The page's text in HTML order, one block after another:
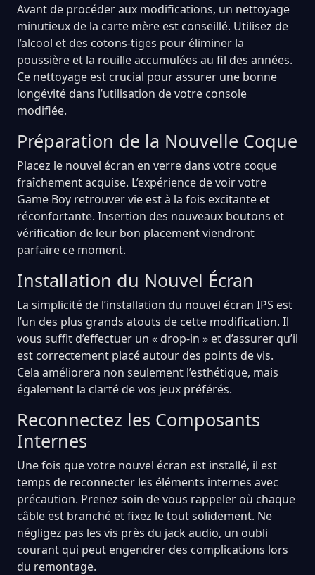
Avant de procéder aux modifications, un nettoyage
minutieux de la carte mère est conseillé. Utilisez de
l’alcool et des cotons-tiges pour éliminer la
poussière et la rouille accumulées au fil des années.
Ce nettoyage est crucial pour assurer une bonne
longévité dans l’utilisation de votre console
modifiée.
Préparation de la Nouvelle Coque
Placez le nouvel écran en verre dans votre coque
fraîchement acquise. L’expérience de voir votre
Game Boy retrouver vie est à la fois excitante et
réconfortante. Insertion des nouveaux boutons et
vérification de leur bon placement viendront
parfaire ce moment.
Installation du Nouvel Écran
La simplicité de l’installation du nouvel écran IPS est
l’un des plus grands atouts de cette modification. Il
vous suffit d’effectuer un « drop-in » et d’assurer qu’il
est correctement placé autour des points de vis.
Cela améliorera non seulement l’esthétique, mais
également la clarté de vos jeux préférés.
Reconnectez les Composants
Internes
Une fois que votre nouvel écran est installé, il est
temps de reconnecter les éléments internes avec
précaution. Prenez soin de vous rappeler où chaque
câble est branché et fixez le tout solidement. Ne
négligez pas les vis près du jack audio, un oubli
courant qui peut engendrer des complications lors
du remontage.